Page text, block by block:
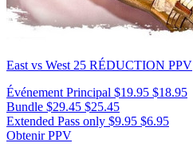
East vs West 25 RÉDUCTION PPV
Événement Principal $19.95 $18.95
Bundle $29.45 $25.45
Extended Pass only $9.95 $6.95
Obtenir PPV